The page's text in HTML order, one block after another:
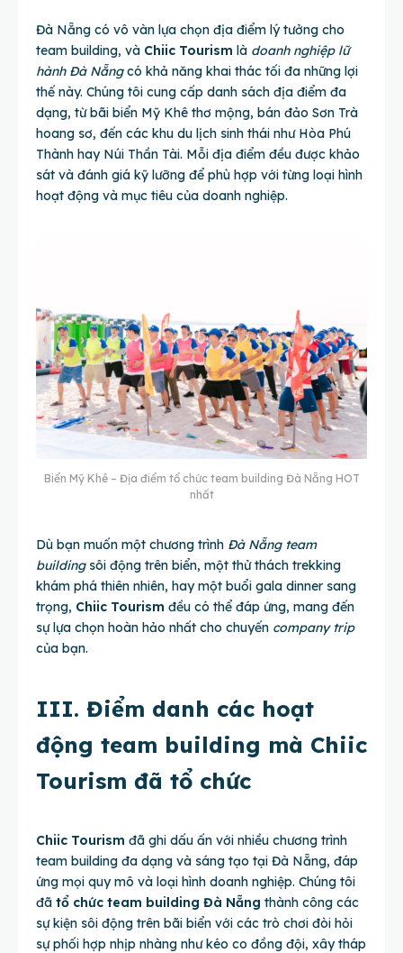
Đà Nẵng có vô vàn lựa chọn địa điểm lý tưởng cho
team building, và Chiic Tourism là doanh nghiệp lữ
hành Đà Nẵngcó khả năng khai thác tối đa những lợi
thế này. Chúng tôi cung cấp danh sách địa điểm đa
dạng, từ bãi biển Mỹ Khê thơ mộng, bán đảo Sơn Trà
hoang sơ, đến các khu du lịch sinh thái như Hòa Phú
Thành hay Núi Thần Tài. Mỗi địa điểm đều được khảo
sát và đánh giá kỹ lưỡng để phù hợp với từng loại hình
hoạt động và mục tiêu của doanh nghiệp.
Biển Mỹ Khê – Địa điểm tổ chức team building Đà Nẵng HOT
nhất
Dù bạn muốn một chương trình Đà Nẵng team
buildingsôi động trên biển, một thử thách trekking
khám phá thiên nhiên, hay một buổi gala dinner sang
trọng, Chiic Tourism đều có thể đáp ứng, mang đến
sự lựa chọn hoàn hảo nhất cho chuyến company trip
của bạn.
III. Điểm danh các hoạt
động team building mà Chiic
Tourism đã tổ chức
Chiic Tourism đã ghi dấu ấn với nhiều chương trình
team building đa dạng và sáng tạo tại Đà Nẵng, đáp
ứng mọi quy mô và loại hình doanh nghiệp. Chúng tôi
đã tổ chức team building Đà Nẵng thành công các
sự kiện sôi động trên bãi biển với các trò chơi đòi hỏi
sự phối hợp nhịp nhàng như kéo co đồng đội, xây tháp